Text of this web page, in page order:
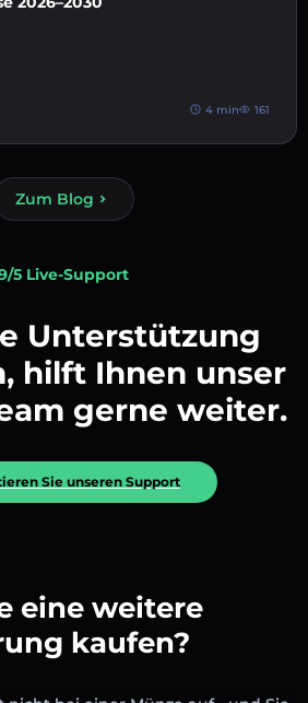
4 min 161
Zum Blog
5 Live-Support
Unterstützung
hilft Ihnen unser
gerne weiter.
Sie unseren Support
eine weitere
kaufen?